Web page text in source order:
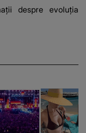
despre evoluția